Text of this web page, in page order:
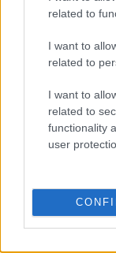
related to
I want to
related to
I want to
related to
functionality
user
Continua